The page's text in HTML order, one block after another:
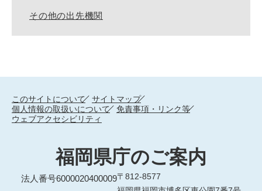
その他の出先機関
このサイトについて
サイトマップ
個人情報の取扱いについて
免責事項・リンク等
ウェブアクセシビリティ
福岡県庁のご案内
法人番号6000020400009〒812-8577